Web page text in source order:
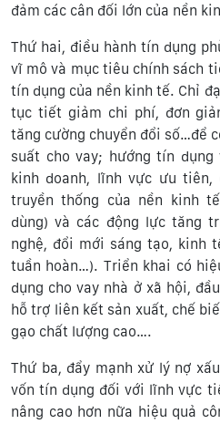
đảm các cân đối lớn của nền
Thứ hai, điều hành tín dụng
vĩ mô và mục tiêu chính sách
tín dụng của nền kinh tế. Chỉ
tục tiết giảm chi phí, đơn
tăng cường chuyển đổi số…để
suất cho vay; hướng tín
kinh doanh, lĩnh vực ưu
truyền thống của nền kinh
dùng) và các động lực tăng
nghệ, đổi mới sáng tạo, kinh
tuần hoàn…). Triển khai có
dụng cho vay nhà ở xã hội,
hỗ trợ liên kết sản xuất, chế
gạo chất lượng cao….
Thứ ba, đẩy mạnh xử lý nợ
vốn tín dụng đối với lĩnh vực
nâng cao hơn nữa hiệu quả